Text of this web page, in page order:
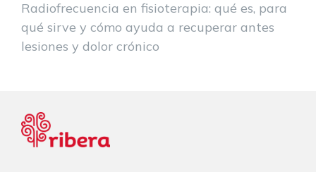
Radiofrecuencia en fisioterapia: qué es, para
qué sirve y cómo ayuda a recuperar antes
lesiones y dolor crónico